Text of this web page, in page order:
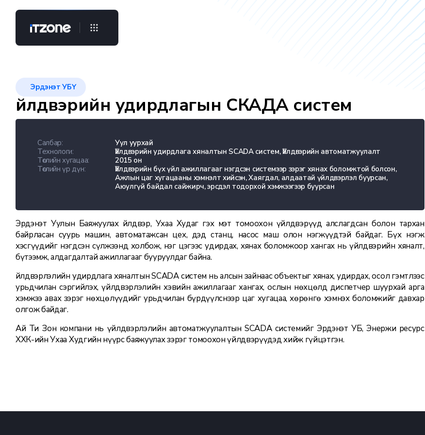
Эрдэнэт УБҮ
Үйлдвэрийн удирдлагын СКАДА систем
Салбар:
Уул уурхай
Технологи:
Үйлдвэрийн удирдлага хяналтын SCADA систем, Үйлдвэрийн автоматжуулалт
Төслийн хугацаа:
2015 он
Төслийн үр дүн:
Үйлдвэрийн бүх үйл ажиллагааг нэгдсэн системээр зэрэг хянах боломжтой болсон,
Ажлын цаг хугацааны хэмнэлт хийсэн, Хаягдал, алдаатай үйлдвэрлэл буурсан,
Аюулгүй байдал сайжирч, эрсдэл тодорхой хэмжээгээр буурсан
Эрдэнэт Уулын Баяжуулах Үйлдвэр, Ухаа Худаг гэх мэт томоохон үйлдвэрүүд алслагдсан болон тархан
байрласан суурь машин, автоматажсан цех, дэд станц, насос маш олон нэгжүүдтэй байдаг. Бүх нэгж
хэсгүүдийг нэгдсэн сүлжээнд холбож, нэг цэгээс удирдах, хянах боломжоор хангах нь үйлдвэрийн хяналт,
бүтээмж, алдагдалтай ажиллагааг бууруулдаг байна.
Үйлдвэрлэлийн удирдлага хяналтын SCADA систем нь алсын зайнаас объектыг хянах, удирдах, осол гэмтлээс
урьдчилан сэргийлэх, үйлдвэрлэлийн хэвийн ажиллагааг хангах, ослын нөхцөлд диспетчер шуурхай арга
хэмжээ авах зэрэг нөхцөлүүдийг урьдчилан бүрдүүлснээр цаг хугацаа, хөрөнгө хэмнэх боломжийг давхар
олгож байдаг.
Ай Ти Зон компани нь үйлдвэрлэлийн автоматжуулалтын SCADA системийг Эрдэнэт УБҮ, Энержи ресурс
ХХК-ийн Ухаа Худгийн нүүрс баяжуулах зэрэг томоохон үйлдвэрүүдэд хийж гүйцэтгэн.